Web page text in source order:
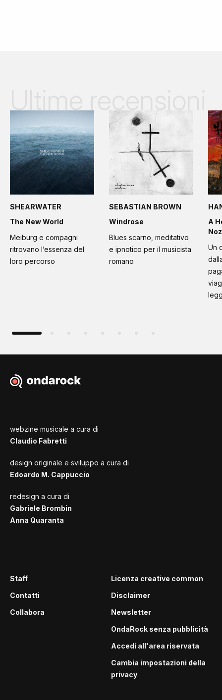
SHEARWATER
The New World
Meiburg e compagni
ritrovano l’essenza del
loro percorso
SEBASTIAN BROWN
Windrose
Blues scarno, meditativo
e ipnotico per il musicista
romano
A
Noz
Un
webzine musicale a cura di
Claudio Fabretti
design originale e sviluppo a cura di
Edoardo M. Cappuccio
redesign a cura di
Gabriele Brombin
Anna Quaranta
Staff
Contatti
Collabora
Licenza creative common
Disclaimer
Newsletter
OndaRock senza pubblicità
Accedi all'area riservata
Cambia impostazioni della
privacy